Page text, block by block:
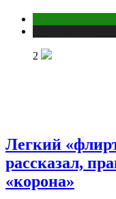
2
Легкий
рассказал,
«корона»